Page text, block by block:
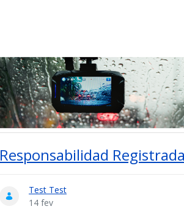
Responsabilidad
Test Test
14 fev